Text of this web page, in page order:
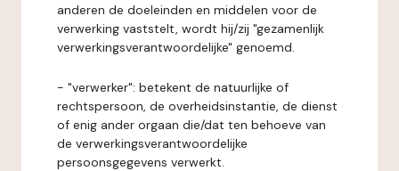
anderen de doeleinden en middelen voor de
verwerking vaststelt, wordt hij/zij "gezamenlijk
verwerkingsverantwoordelijke" genoemd.
- "verwerker": betekent de natuurlijke of
rechtspersoon, de overheidsinstantie, de dienst
of enig ander orgaan die/dat ten behoeve van
de verwerkingsverantwoordelijke
persoonsgegevens verwerkt.